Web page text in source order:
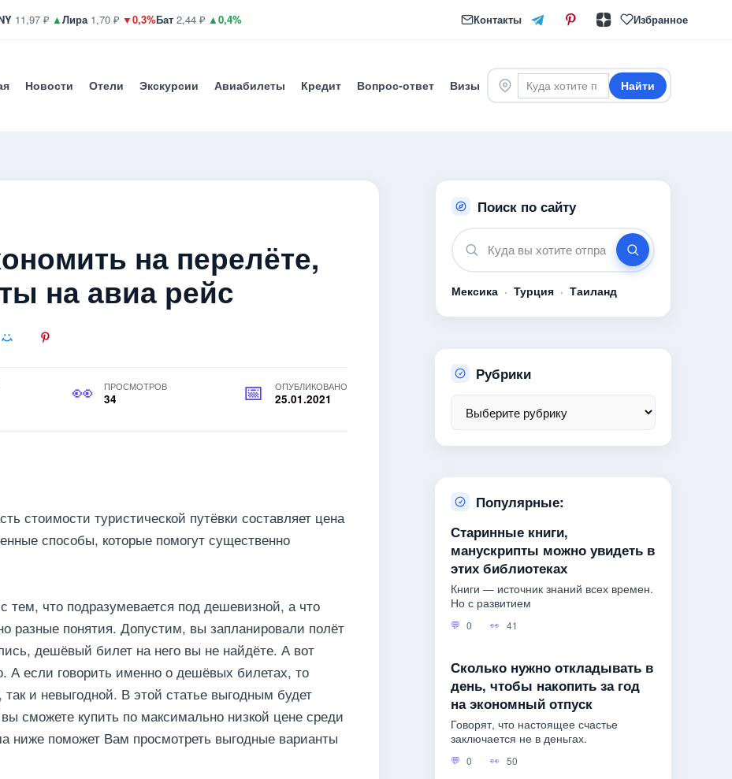
11,97 ₽ ▲Лира1,70 ₽ ▼0,3%Бат 2,44 ₽ ▲0,4% Контакты Избранное
Новости Отели Экскурсии Авиабилеты Кредит Вопрос-ответ Визы Найти
на перелёте,
на авиа рейс
ПРОСМОТРОВ
34
ОПУБЛИКОВАНО
25.01.2021
стоимости туристической путёвки составляет цена
способы, которые помогут существенно
тем, что подразумевается под дешевизной, а что
разные понятия. Допустим, вы запланировали полёт
дешёвый билет на него вы не найдёте. А вот
А если говорить именно о дешёвых билетах, то
и невыгодной. В этой статье выгодным будет
сможете купить по максимально низкой цене среди
ниже поможет Вам просмотреть выгодные варианты
Поиск по сайту
Мексика · Турция · Таиланд
Рубрики
Популярные:
Старинные книги,
манускрипты можно увидеть в
этих библиотеках
Книги — источник знаний всех времен.
Но с развитием
0 41
Сколько нужно откладывать в
день, чтобы накопить за год
на экономный отпуск
Говорят, что настоящее счастье
заключается не в деньгах.
0 50